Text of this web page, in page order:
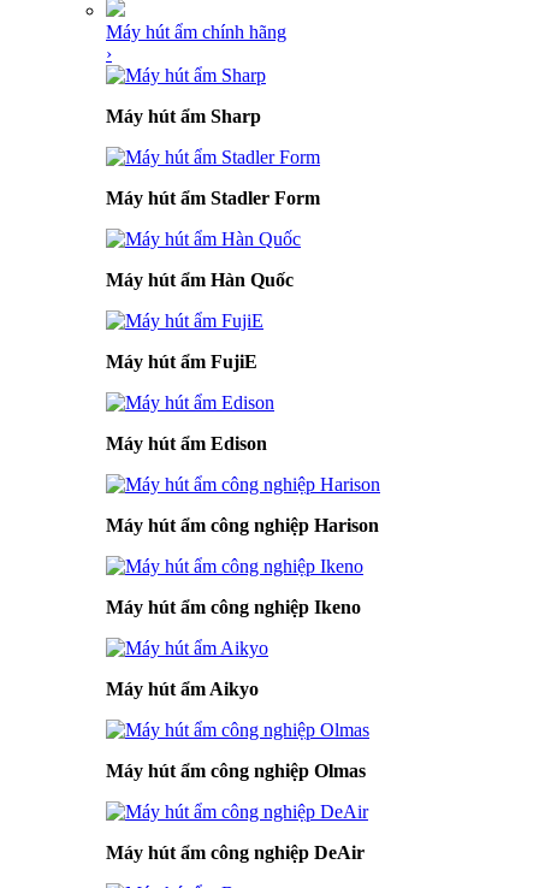
Máy hút ẩm chính hãng
›
Máy hút ẩm Sharp
Máy hút ẩm Stadler Form
Máy hút ẩm Hàn Quốc
Máy hút ẩm FujiE
Máy hút ẩm Edison
Máy hút ẩm công nghiệp Harison
Máy hút ẩm công nghiệp Ikeno
Máy hút ẩm Aikyo
Máy hút ẩm công nghiệp Olmas
Máy hút ẩm công nghiệp DeAir